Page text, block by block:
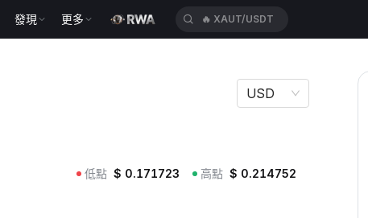
發現 更多 🔥 XAUT/USDT
USD
低點 $ 0.171723 高點 $ 0.214752